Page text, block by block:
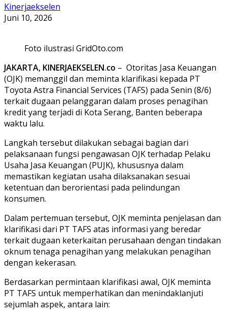
Kinerjaekselen
Juni 10, 2026
Foto ilustrasi GridOto.com
JAKARTA, KINERJAEKSELEN.co – Otoritas Jasa Keuangan
(OJK) memanggil dan meminta klarifikasi kepada PT
Toyota Astra Financial Services (TAFS) pada Senin (8/6)
terkait dugaan pelanggaran dalam proses penagihan
kredit yang terjadi di Kota Serang, Banten beberapa
waktu lalu.
Langkah tersebut dilakukan sebagai bagian dari
pelaksanaan fungsi pengawasan OJK terhadap Pelaku
Usaha Jasa Keuangan (PUJK), khususnya dalam
memastikan kegiatan usaha dilaksanakan sesuai
ketentuan dan berorientasi pada pelindungan
konsumen.
Dalam pertemuan tersebut, OJK meminta penjelasan dan
klarifikasi dari PT TAFS atas informasi yang beredar
terkait dugaan keterkaitan perusahaan dengan tindakan
oknum tenaga penagihan yang melakukan penagihan
dengan kekerasan.
Berdasarkan permintaan klarifikasi awal, OJK meminta
PT TAFS untuk memperhatikan dan menindaklanjuti
sejumlah aspek, antara lain: